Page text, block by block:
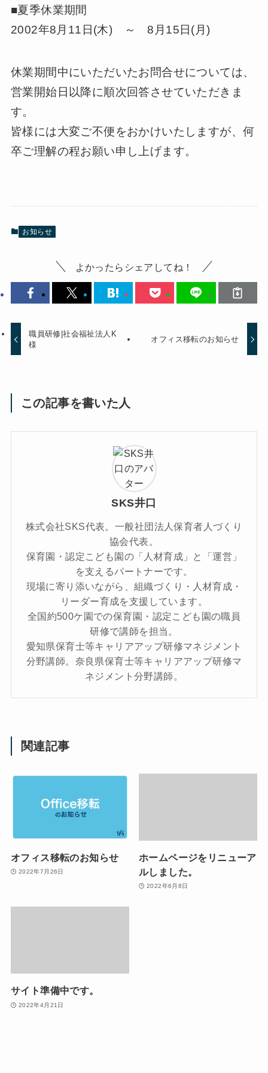
■夏季休業期間
2002年8月11日(木) ～ 8月15日(月)
休業期間中にいただいたお問合せについては、
営業開始日以降に順次回答させていただきま
す。
皆様には大変ご不便をおかけいたしますが、何
卒ご理解の程お願い申し上げます。
お知らせ
よかったらシェアしてね！
職員研修|社会福祉法人K
様
オフィス移転のお知らせ
この記事を書いた人
SKS井口
株式会社SKS代表。一般社団法人保育者人づくり
協会代表。
保育園・認定こども園の「人材育成」と「運営」
を支えるパートナーです。
現場に寄り添いながら、組織づくり・人材育成・
リーダー育成を支援しています。
全国約500ケ園での保育園・認定こども園の職員
研修で講師を担当。
愛知県保育士等キャリアアップ研修マネジメント
分野講師。奈良県保育士等キャリアアップ研修マ
ネジメント分野講師。
関連記事
オフィス移転のお知らせ
2022年7月26日
ホームページをリニューア
ルしました。
2022年6月8日
サイト準備中です。
2022年4月21日